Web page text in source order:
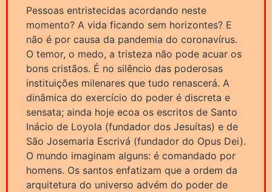
Pessoas entristecidas acordando neste
momento? A vida ficando sem horizontes? E
não é por causa da pandemia do coronavírus.
O temor, o medo, a tristeza não pode acuar os
bons cristãos. É no silêncio das poderosas
instituições milenares que tudo renascerá. A
dinâmica do exercício do poder é discreta e
sensata; ainda hoje ecoa os escritos de Santo
Inácio de Loyola (fundador dos Jesuítas) e de
São Josemaria Escrivá (fundador do Opus Dei).
O mundo imaginam alguns: é comandado por
homens. Os santos enfatizam que a ordem da
arquitetura do universo advém do poder de